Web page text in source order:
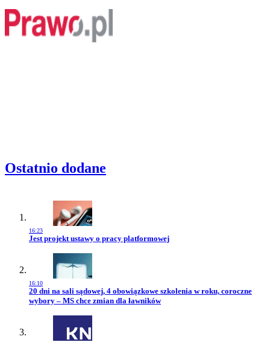
Ostatnio dodane
16:23
Przejdź do artykułu:
Jest projekt ustawy o pracy platformowej
16:10
Przejdź do artykułu:
20 dni na sali sądowej, 4 obowiązkowe szkolenia w roku, coroczne
wybory – MS chce zmian dla ławników